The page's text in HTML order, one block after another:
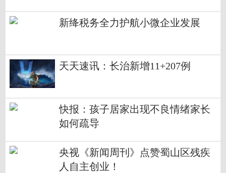
新绛税务全力护航小微企业发展
天天速讯：长治新增11+207例
快报：孩子居家出现不良情绪家长
如何疏导
央视《新闻周刊》点赞蜀山区残疾
人自主创业！